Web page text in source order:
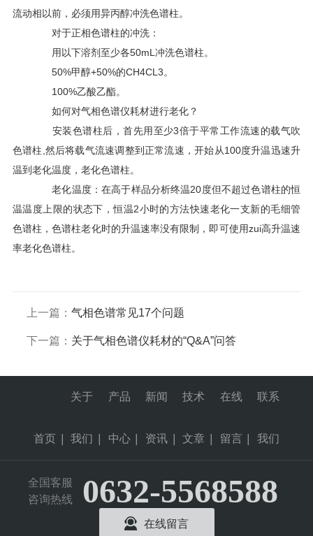
流动相以前，必须用异丙醇冲洗色谱柱。
对于正相色谱柱的冲洗：
用以下溶剂至少各50mL冲洗色谱柱。
50%甲醇+50%的CH4CL3。
100%乙酸乙酯。
如何对气相色谱仪耗材进行老化？
安装色谱柱后，首先用至少3倍于平常工作流速的载气吹
色谱柱,然后将载气流速调整到正常流速，开始从100度升温迅速升
温到老化温度，老化色谱柱。
老化温度：在高于样品分析终温20度但不超过色谱柱的恒
温温度上限的状态下，恒温2小时的方法快速老化一支新的毛细管
色谱柱，色谱柱老化时的升温速率没有限制，即可使用zui高升温速
率老化色谱柱。
上一篇： 气相色谱常见17个问题
下一篇： 关于气相色谱仪耗材的“Q&A”问答
首页
关于
我们
产品
中心
新闻
资讯
技术
文章
在线
留言
联系
我们
全国客服
咨询热线
0632-5568588
在线留言